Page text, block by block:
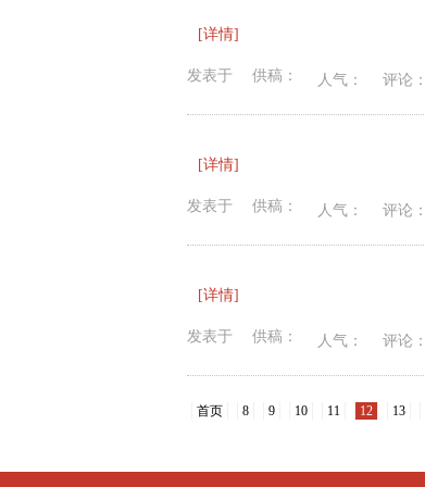
[详情]
发表于 供稿： 人气： 评论：
[详情]
发表于 供稿： 人气： 评论：
[详情]
发表于 供稿： 人气： 评论：
首页 8 9 10 11 12 13